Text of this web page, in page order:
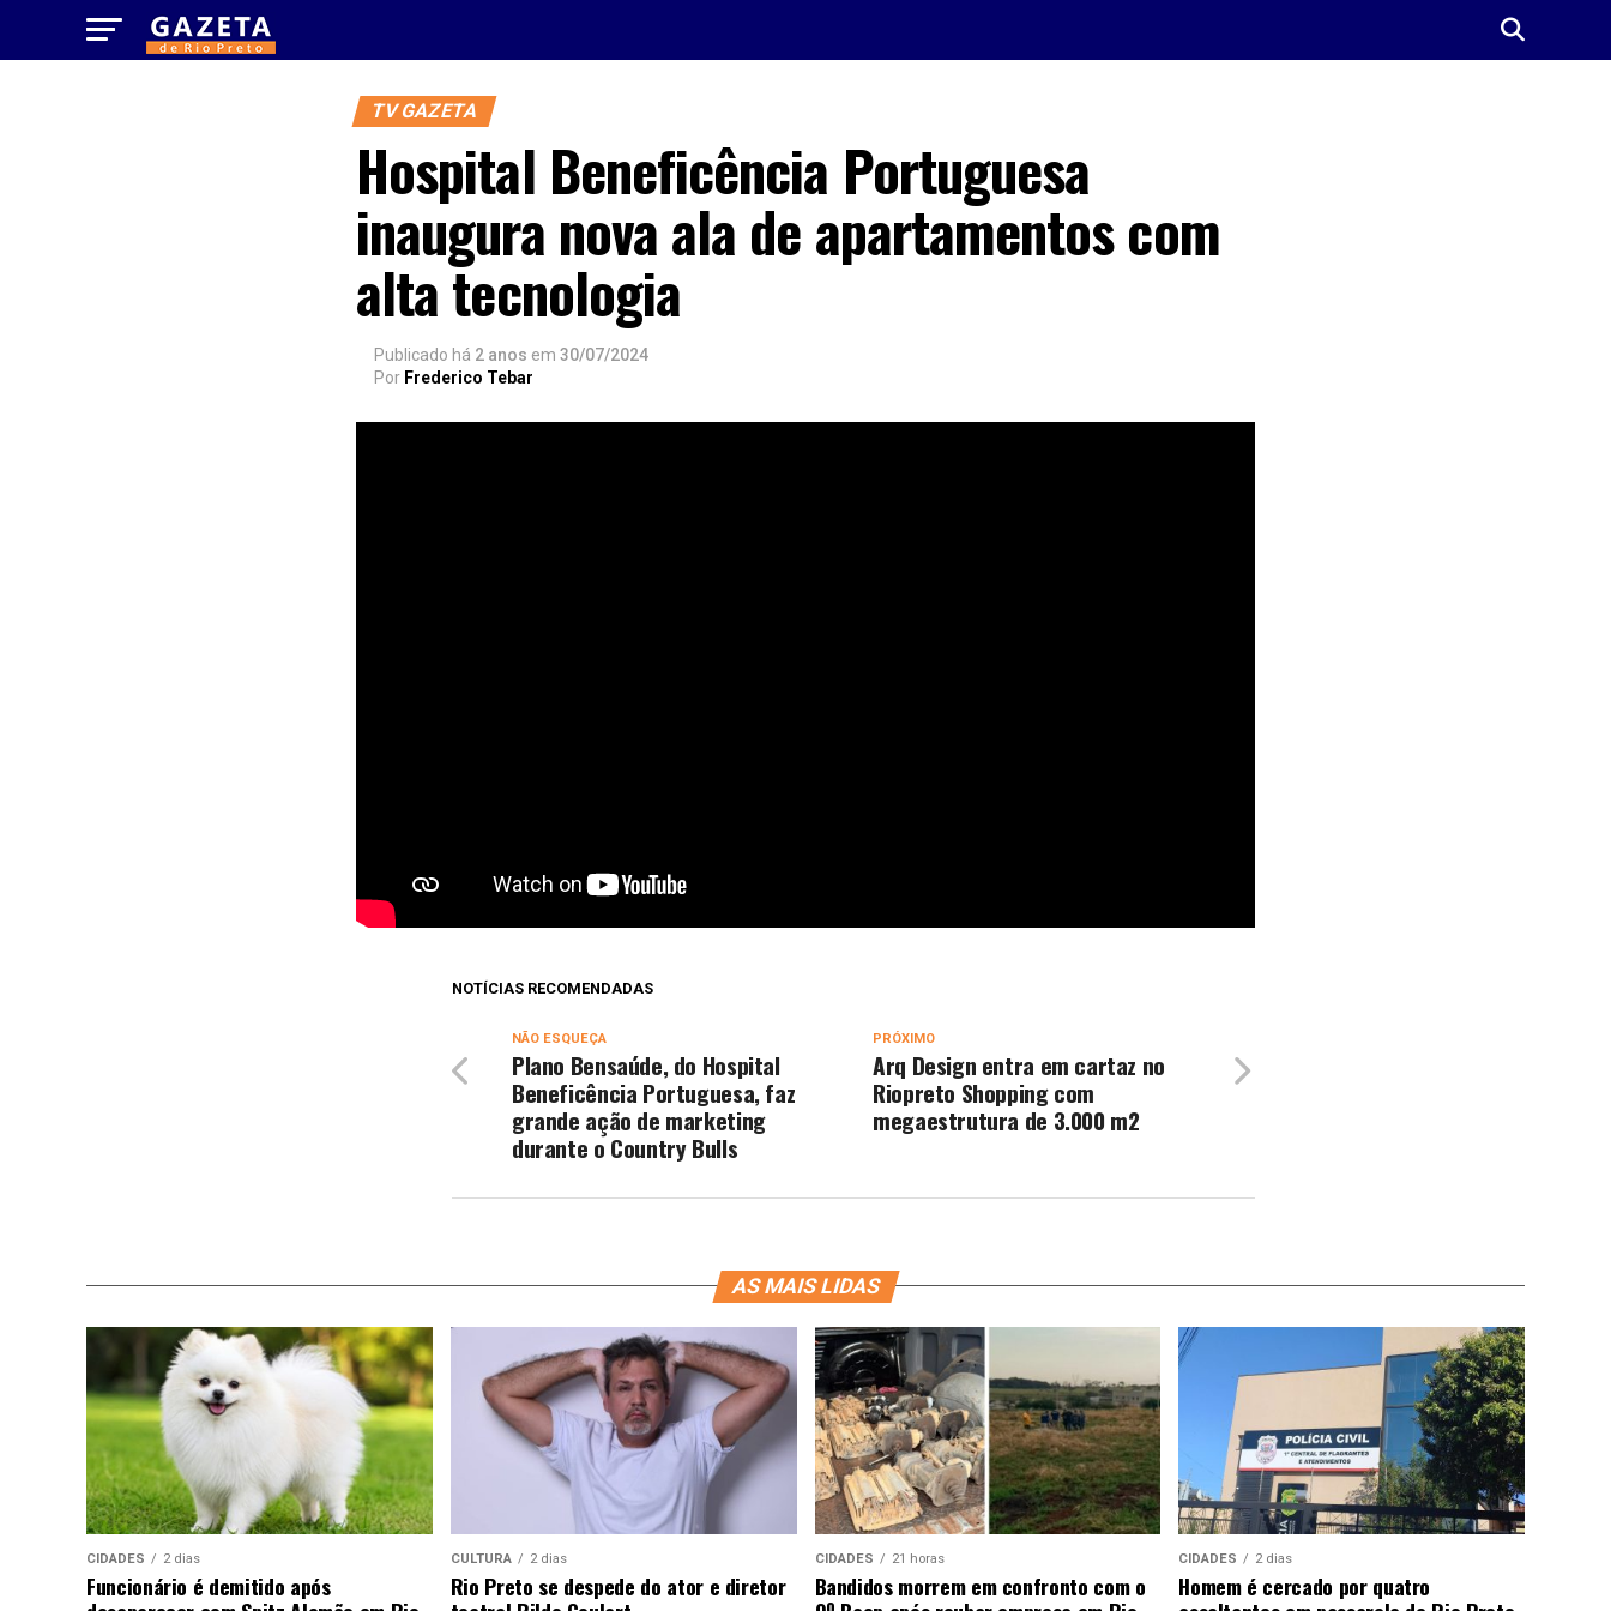
TV GAZETA
Hospital Beneficência Portuguesa
inaugura nova ala de apartamentos com
alta tecnologia
Publicado há 2 anos em 30/07/2024
Por Frederico Tebar
NOTÍCIAS RECOMENDADAS
PRÓXIMO
Arq Design entra em cartaz no
Riopreto Shopping com
megaestrutura de 3.000 m2
NÃO ESQUEÇA
Plano Bensaúde, do Hospital
Beneficência Portuguesa, faz
grande ação de marketing
durante o Country Bulls
AS MAIS LIDAS
CIDADES 2 dias
Funcionário é demitido após
CULTURA 2 dias
Rio Preto se despede do ator e diretor
CIDADES 21 horas
Bandidos morrem em confronto com o
CIDADES 2 dias
Homem é cercado por quatro